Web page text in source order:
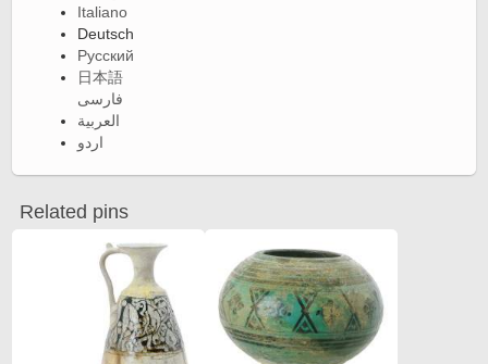
Italiano
Deutsch
Русский
日本語
فارسی
العربية
اردو
Related pins